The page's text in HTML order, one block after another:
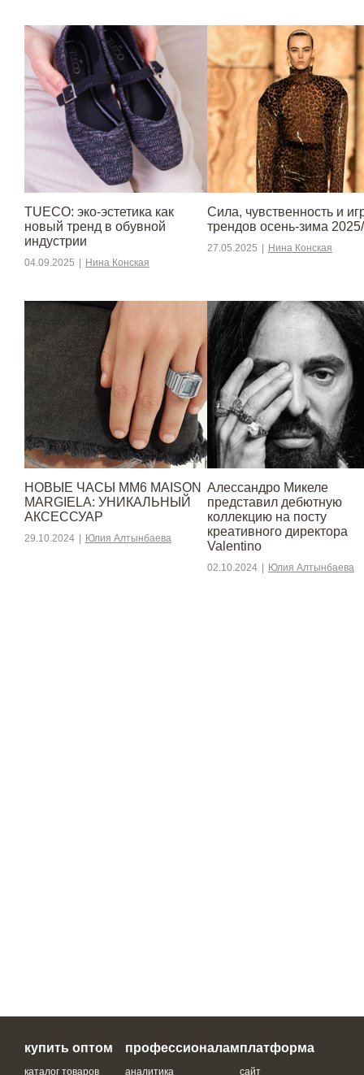
TUECO: эко-эстетика как
новый тренд в обувной
индустрии
04.09.2025 | Нина Конская
Сила, чувственность и
трендов осень-зима
27.05.2025 | Нина Конская
НОВЫЕ ЧАСЫ MM6 MAISON
MARGIELA: УНИКАЛЬНЫЙ
АКСЕССУАР
29.10.2024 | Юлия Алтынбаева
Алессандро Микеле
представил дебютную
коллекцию на посту
креативного директора
Valentino
02.10.2024 | Юлия Алтынбаева
купить оптом
каталог товаров
профессионалам
аналитика
платформа
сайт